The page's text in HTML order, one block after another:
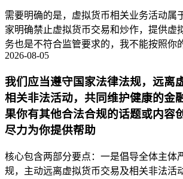
需要明确的是，虚拟货币相关业务活动属
家明确禁止虚拟货币交易和炒作，提供虚
务也是不符合监管要求的，我不能按照你
2026-08-05
我们应当遵守国家法律法规，远离
相关非法活动，共同维护健康的金
果你有其他合法合规的话题或内容
尽力为你提供帮助
核心包含两部分要点：一是倡导全体主体
规，主动远离虚拟货币交易及相关非法活